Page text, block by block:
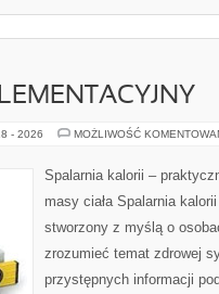
- 2026 MOŻLIWOŚĆ
Spalarnia kalorii –
masy ciała Spalarnia
stworzony z myślą o
zrozumieć temat zdrowej
przystępnych informacji